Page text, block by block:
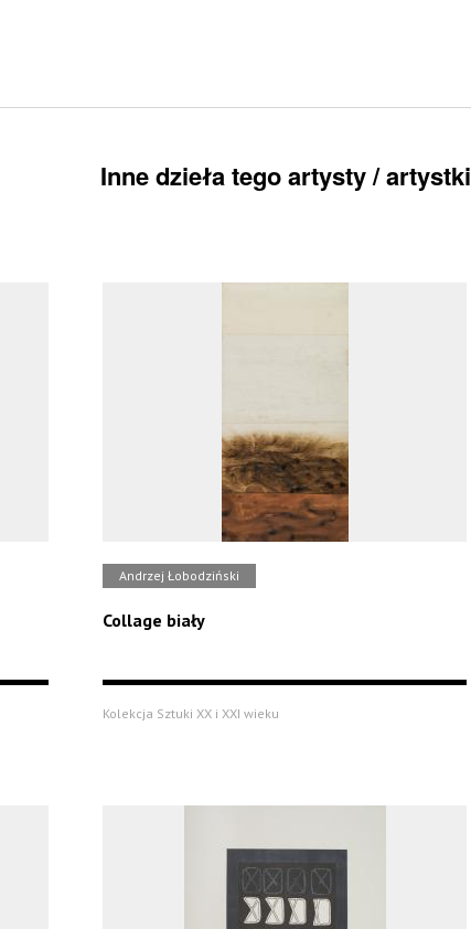
Inne dzieła tego artysty / artystki
Andrzej Łobodziński
Collage biały
Kolekcja Sztuki XX i XXI wieku